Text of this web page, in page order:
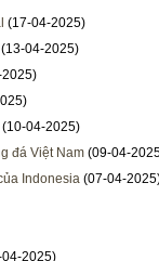
(17-04-2025)
04-2025)
2025)
(10-04-2025)
đá Việt Nam (09-04-
Indonesia (07-04-
2025)